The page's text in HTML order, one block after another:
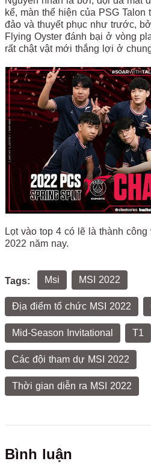
kể, màn thể hiện của PSG
đảo và thuyết phục như trước,
Flying Oyster đánh bại ở vòng
rất chật vật mới thắng lợi ở
Lọt vào top 4 có lẽ là thành
2022 năm nay.
Tags: Msi MSI 2022
Địa điểm tổ chức MSI 2022
Mid-Season Invitational T1
Các đội tham dự MSI 2022
Thời gian diễn ra MSI 2022
Bình luận